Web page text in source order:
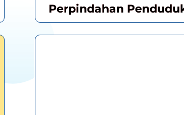
Perpindahan